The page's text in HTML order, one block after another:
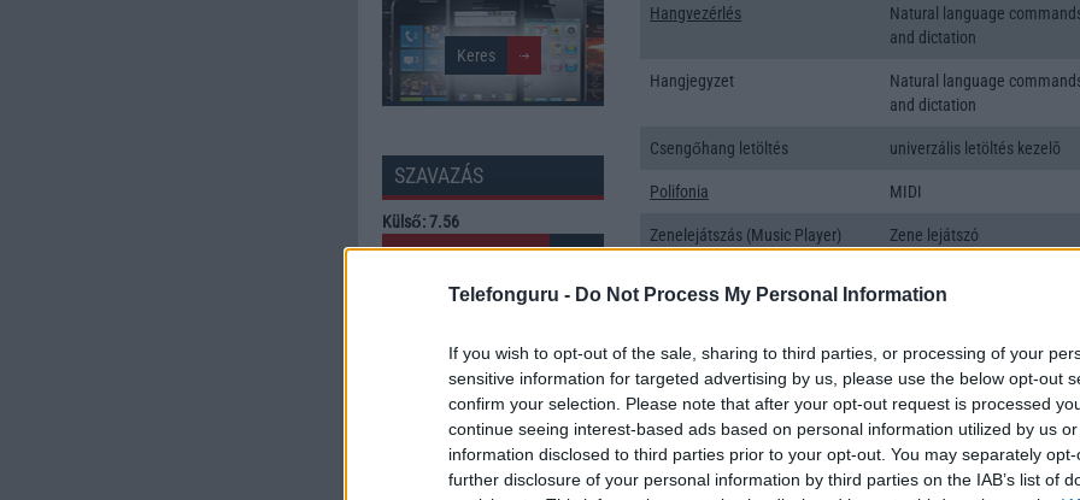
Telefonguru - Do Not Process My Personal Information
If you wish to opt-out of the sale, sharing to third parties, or processing of your
sensitive information for targeted advertising by us, please use the below opt-out
confirm your selection. Please note that after your opt-out request is processed
continue seeing interest-based ads based on personal information utilized by us
information disclosed to third parties prior to your opt-out. You may separately
further disclosure of your personal information by third parties on the IAB’s list of
SZAVAZÁS
Külső: 7.56
Tudás: 8.24
Minőség: 8.28
Értékelés: 8.03 | Szavazatok: 25
Szavazzon Ön is!
Hangvezérlés
Natural language
and dictation
Hangjegyzet
Natural language
and dictation
Csengőhang letöltés univerzális letöltés kezelõ
Polifonia MIDI
Zenelejátszás (Music Player) Zene lejátszó
Max. kamera felbontás (több
kamera esetén)
Nincs
Video lejátszás Nincs
MEMÓRIA ÉS TÁRHELY